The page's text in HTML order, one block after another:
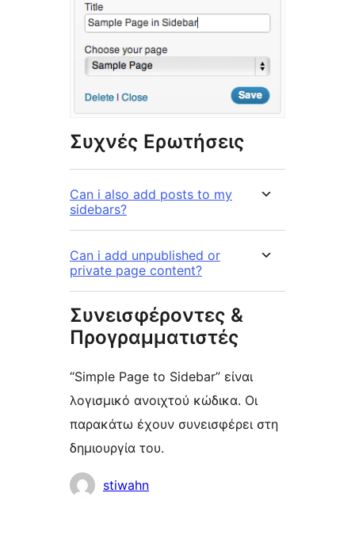
Συχνές Ερωτήσεις
Can i also add posts to my
sidebars?
Can i add unpublished or
private page content?
Συνεισφέροντες &
Προγραμματιστές
“Simple Page to Sidebar” είναι
λογισμικό ανοιχτού κώδικα. Οι
παρακάτω έχουν συνεισφέρει στη
δημιουργία του.
Συντελεστές
stiwahn